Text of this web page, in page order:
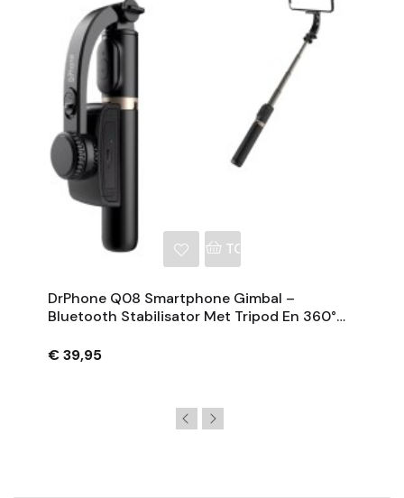
TOEVOEGEN AAN
DrPhone Q08 Smartphone Gimbal –
Bluetooth Stabilisator Met Tripod En 360°
€ 39,95